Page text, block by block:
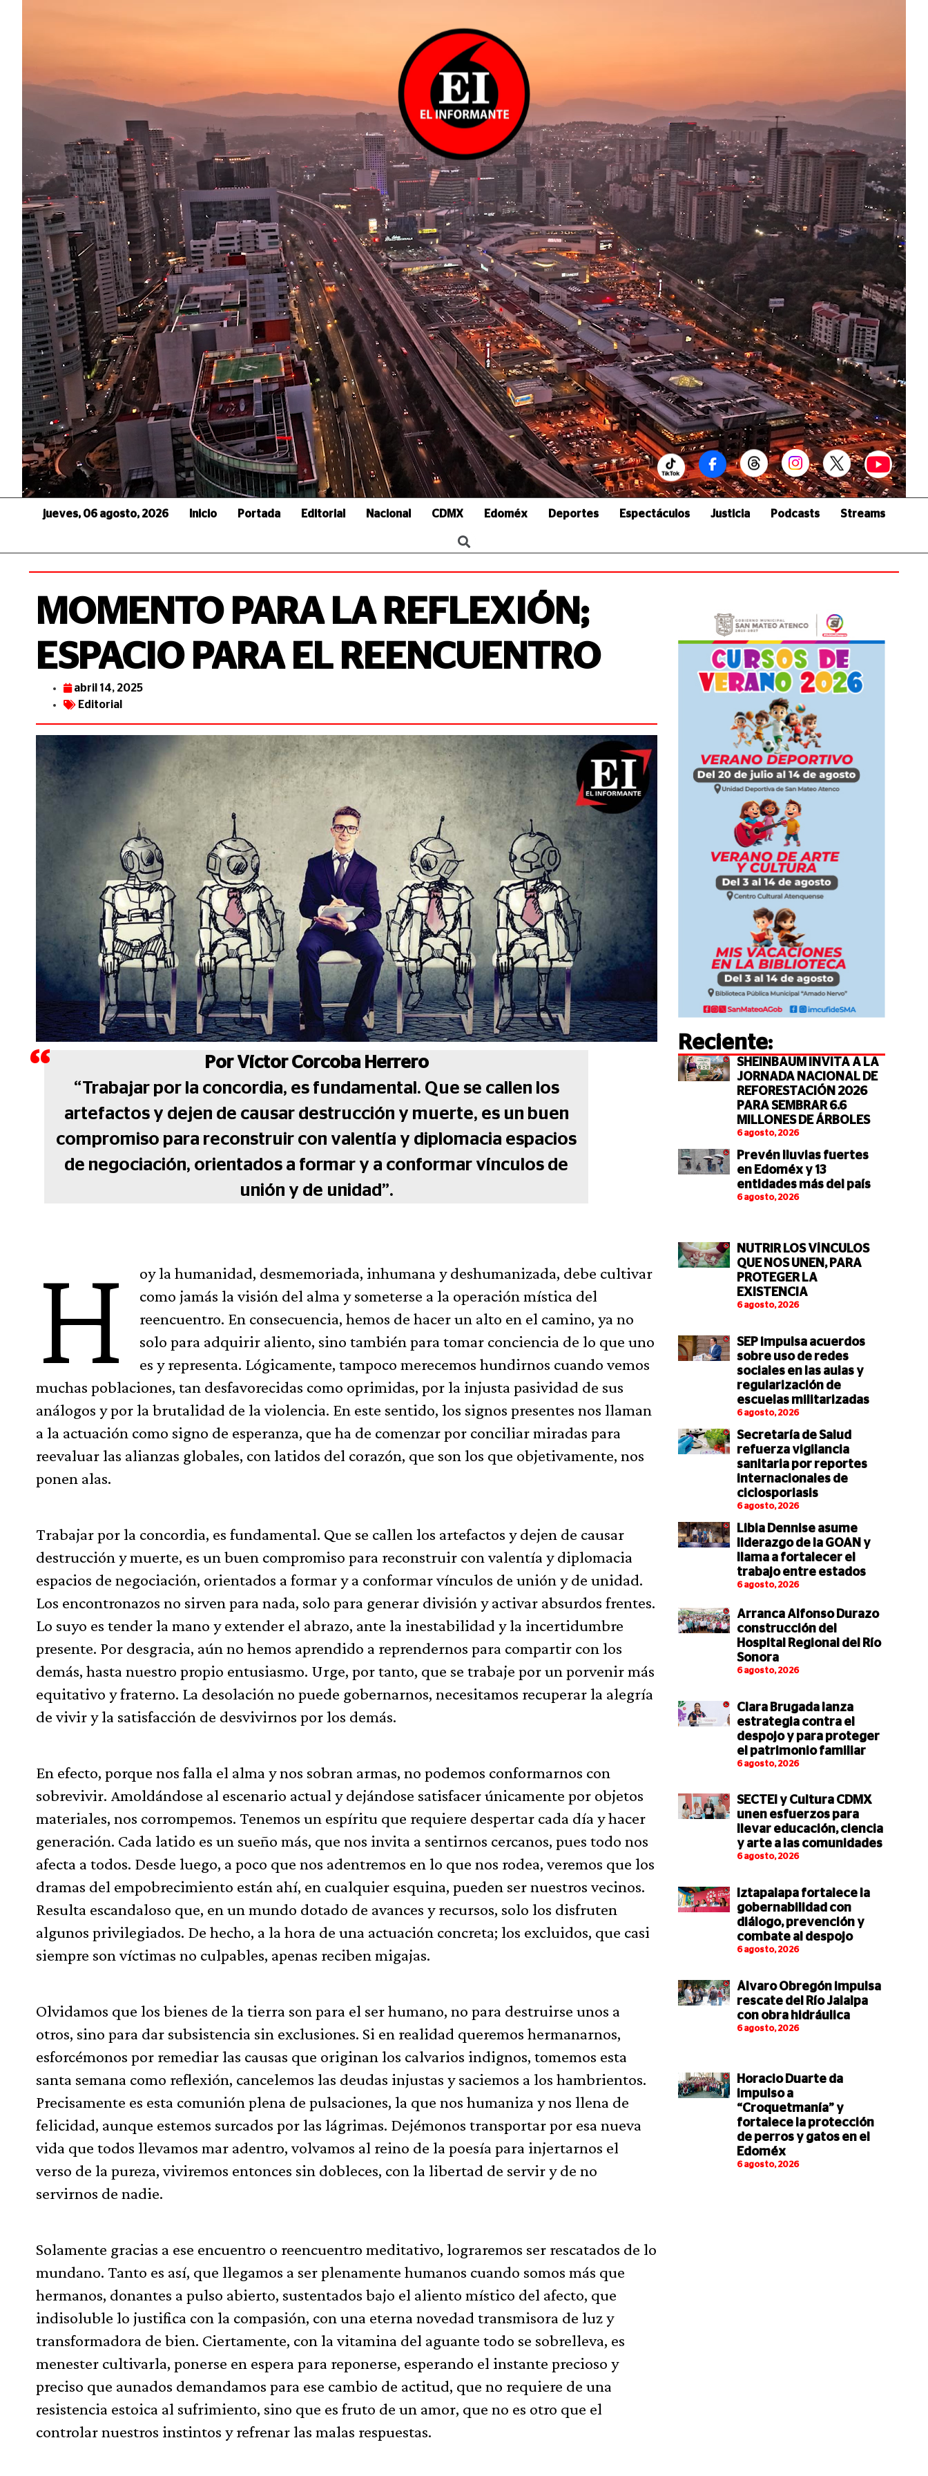
jueves, 06 agosto, 2026 Inicio Portada Editorial Nacional CDMX Edoméx Deportes Espectáculos Justicia Podcasts Streams
MOMENTO PARA LA REFLEXIÓN;
ESPACIO PARA EL REENCUENTRO
abril 14, 2025
Editorial
Por Víctor Corcoba Herrero
“Trabajar por la concordia, es fundamental. Que se callen los
artefactos y dejen de causar destrucción y muerte, es un buen
compromiso para reconstruir con valentía y diplomacia espacios
de negociación, orientados a formar y a conformar vínculos de
unión y de unidad”.
H
oy la humanidad, desmemoriada, inhumana y deshumanizada, debe cultivar
como jamás la visión del alma y someterse a la operación mística del
reencuentro. En consecuencia, hemos de hacer un alto en el camino, ya no
solo para adquirir aliento, sino también para tomar conciencia de lo que uno
es y representa. Lógicamente, tampoco merecemos hundirnos cuando vemos
muchas poblaciones, tan desfavorecidas como oprimidas, por la injusta pasividad de sus
análogos y por la brutalidad de la violencia. En este sentido, los signos presentes nos llaman
a la actuación como signo de esperanza, que ha de comenzar por conciliar miradas para
reevaluar las alianzas globales, con latidos del corazón, que son los que objetivamente, nos
ponen alas.
Trabajar por la concordia, es fundamental. Que se callen los artefactos y dejen de causar
destrucción y muerte, es un buen compromiso para reconstruir con valentía y diplomacia
espacios de negociación, orientados a formar y a conformar vínculos de unión y de unidad.
Los encontronazos no sirven para nada, solo para generar división y activar absurdos frentes.
Lo suyo es tender la mano y extender el abrazo, ante la inestabilidad y la incertidumbre
presente. Por desgracia, aún no hemos aprendido a reprendernos para compartir con los
demás, hasta nuestro propio entusiasmo. Urge, por tanto, que se trabaje por un porvenir más
equitativo y fraterno. La desolación no puede gobernarnos, necesitamos recuperar la alegría
de vivir y la satisfacción de desvivirnos por los demás.
En efecto, porque nos falla el alma y nos sobran armas, no podemos conformarnos con
sobrevivir. Amoldándose al escenario actual y dejándose satisfacer únicamente por objetos
materiales, nos corrompemos. Tenemos un espíritu que requiere despertar cada día y hacer
generación. Cada latido es un sueño más, que nos invita a sentirnos cercanos, pues todo nos
afecta a todos. Desde luego, a poco que nos adentremos en lo que nos rodea, veremos que los
dramas del empobrecimiento están ahí, en cualquier esquina, pueden ser nuestros vecinos.
Resulta escandaloso que, en un mundo dotado de avances y recursos, solo los disfruten
algunos privilegiados. De hecho, a la hora de una actuación concreta; los excluidos, que casi
siempre son víctimas no culpables, apenas reciben migajas.
Olvidamos que los bienes de la tierra son para el ser humano, no para destruirse unos a
otros, sino para dar subsistencia sin exclusiones. Si en realidad queremos hermanarnos,
esforcémonos por remediar las causas que originan los calvarios indignos, tomemos esta
santa semana como reflexión, cancelemos las deudas injustas y saciemos a los hambrientos.
Precisamente es esta comunión plena de pulsaciones, la que nos humaniza y nos llena de
felicidad, aunque estemos surcados por las lágrimas. Dejémonos transportar por esa nueva
vida que todos llevamos mar adentro, volvamos al reino de la poesía para injertarnos el
verso de la pureza, viviremos entonces sin dobleces, con la libertad de servir y de no
servirnos de nadie.
Solamente gracias a ese encuentro o reencuentro meditativo, lograremos ser rescatados de lo
mundano. Tanto es así, que llegamos a ser plenamente humanos cuando somos más que
hermanos, donantes a pulso abierto, sustentados bajo el aliento místico del afecto, que
indisoluble lo justifica con la compasión, con una eterna novedad transmisora de luz y
transformadora de bien. Ciertamente, con la vitamina del aguante todo se sobrelleva, es
menester cultivarla, ponerse en espera para reponerse, esperando el instante precioso y
preciso que aunados demandamos para ese cambio de actitud, que no requiere de una
resistencia estoica al sufrimiento, sino que es fruto de un amor, que no es otro que el
controlar nuestros instintos y refrenar las malas respuestas.
Reciente:
SHEINBAUM INVITA A LA
JORNADA NACIONAL DE
REFORESTACIÓN 2026
PARA SEMBRAR 6.6
MILLONES DE ÁRBOLES
6 agosto, 2026
Prevén lluvias fuertes
en Edoméx y 13
entidades más del país
6 agosto, 2026
NUTRIR LOS VÍNCULOS
QUE NOS UNEN, PARA
PROTEGER LA
EXISTENCIA
6 agosto, 2026
SEP impulsa acuerdos
sobre uso de redes
sociales en las aulas y
regularización de
escuelas militarizadas
6 agosto, 2026
Secretaría de Salud
refuerza vigilancia
sanitaria por reportes
internacionales de
ciclosporiasis
6 agosto, 2026
Libia Dennise asume
liderazgo de la GOAN y
llama a fortalecer el
trabajo entre estados
6 agosto, 2026
Arranca Alfonso Durazo
construcción del
Hospital Regional del Río
Sonora
6 agosto, 2026
Clara Brugada lanza
estrategia contra el
despojo y para proteger
el patrimonio familiar
6 agosto, 2026
SECTEI y Cultura CDMX
unen esfuerzos para
llevar educación, ciencia
y arte a las comunidades
6 agosto, 2026
Iztapalapa fortalece la
gobernabilidad con
diálogo, prevención y
combate al despojo
6 agosto, 2026
Álvaro Obregón impulsa
rescate del Río Jalalpa
con obra hidráulica
6 agosto, 2026
Horacio Duarte da
impulso a
“Croquetmanía” y
fortalece la protección
de perros y gatos en el
Edoméx
6 agosto, 2026